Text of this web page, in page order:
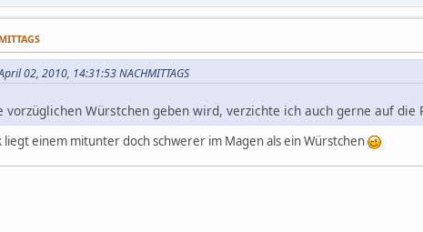
02, 2010, 14:31:53 NACHMITTAGS
vorzüglichen Würstchen geben wird, verzichte ich auch gerne auf die
liegt einem mitunter doch schwerer im Magen als ein Würstchen